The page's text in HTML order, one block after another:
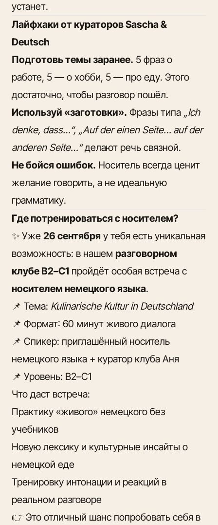
устанет.
Лайфхаки от кураторов Sascha &
Deutsch
Подготовь темы заранее. 5 фраз о
работе, 5 — о хобби, 5 — про еду. Этого
достаточно, чтобы разговор пошёл.
Используй «заготовки». Фразы типа „Ich
denke, dass…“, „Auf der einen Seite… auf der
anderen Seite…“делают речь связной.
Не бойся ошибок. Носитель всегда ценит
желание говорить, а не идеальную
грамматику.
Где потренироваться с носителем?
✨ Уже 26 сентября у тебя есть уникальная
возможность: в нашем разговорном
клубе B2–C1 пройдёт особая встреча с
носителем немецкого языка.
📌 Тема: Kulinarische Kultur in Deutschland
📌 Формат: 60 минут живого диалога
📌 Спикер: приглашённый носитель
немецкого языка + куратор клуба Аня
📌 Уровень: B2–C1
Что даст встреча:
Практику «живого» немецкого без
учебников
Новую лексику и культурные инсайты о
немецкой еде
Тренировку интонации и реакций в
реальном разговоре
👉 Это отличный шанс попробовать себя в